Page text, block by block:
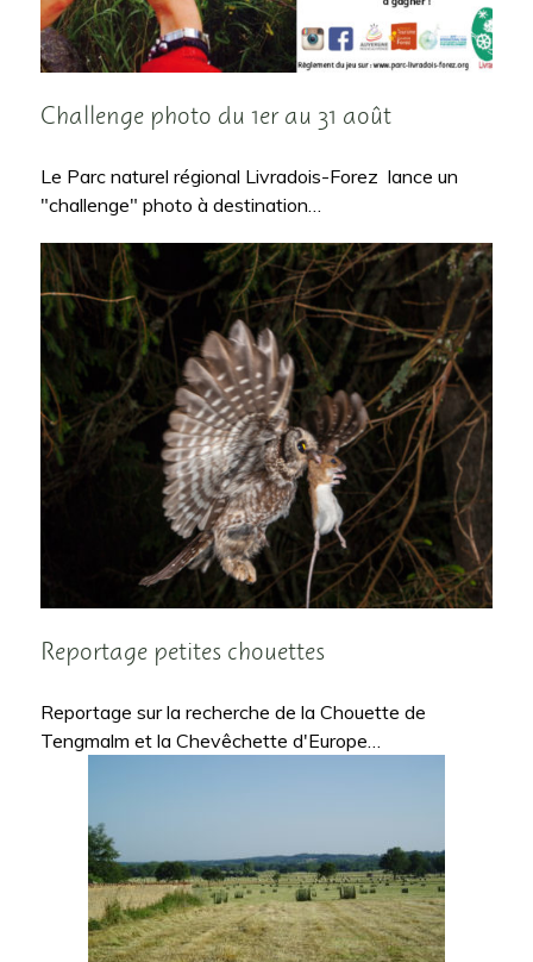
Challenge photo du 1er au 31 août
Le Parc naturel régional Livradois-Forez lance un
"challenge" photo à destination…
Reportage petites chouettes
Reportage sur la recherche de la Chouette de
Tengmalm et la Chevêchette d'Europe…